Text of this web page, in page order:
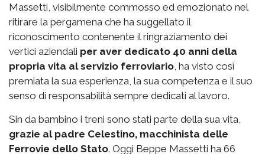
Massetti, visibilmente commosso ed emozionato nel
ritirare la pergamena che ha suggellato il
riconoscimento contenente il ringraziamento dei
vertici aziendali per aver dedicato 40 anni della
propria vita al servizio ferroviario, ha visto così
premiata la sua esperienza, la sua competenza e il suo
senso di responsabilità sempre dedicati al lavoro.
Sin da bambino i treni sono stati parte della sua vita,
grazie al padre Celestino, macchinista delle
Ferrovie dello Stato. Oggi Beppe Massetti ha 66